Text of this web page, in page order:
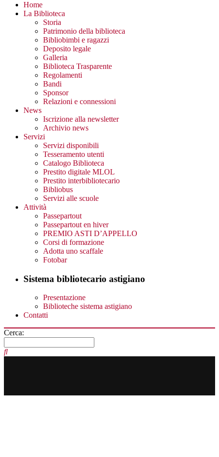
Home
La Biblioteca
Storia
Patrimonio della biblioteca
Bibliobimbi e ragazzi
Deposito legale
Galleria
Biblioteca Trasparente
Regolamenti
Bandi
Sponsor
Relazioni e connessioni
News
Iscrizione alla newsletter
Archivio news
Servizi
Servizi disponibili
Tesseramento utenti
Catalogo Biblioteca
Prestito digitale MLOL
Prestito interbibliotecario
Bibliobus
Servizi alle scuole
Attività
Passepartout
Passepartout en hiver
PREMIO ASTI D’APPELLO
Corsi di formazione
Adotta uno scaffale
Fotobar
Sistema bibliotecario astigiano
Presentazione
Biblioteche sistema astigiano
Contatti
Cerca: